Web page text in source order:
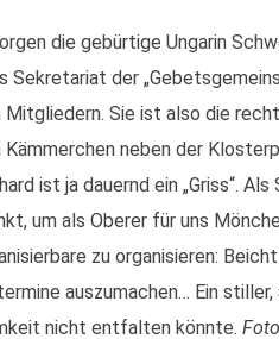
die gebürtige Ungarin
Sekretariat der
Sie ist also die
Kämmerchen neben der
ist ja dauernd ein „Griss“.
um als Oberer für uns
zu organisieren:
auszumachen… Ein
nicht entfalten könnte.